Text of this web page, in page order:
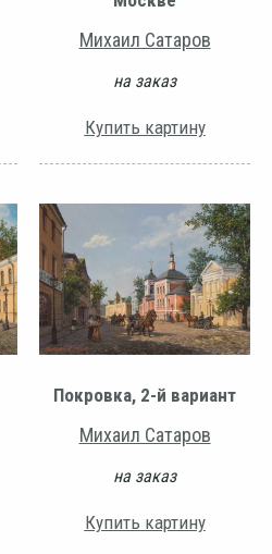
Михаил Сатаров
на заказ
Купить картину
Покровка, 2-й вариант
Михаил Сатаров
на заказ
Купить картину